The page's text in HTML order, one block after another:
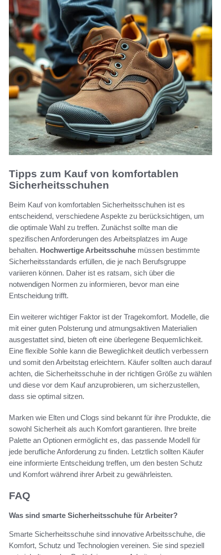
Tipps zum Kauf von komfortablen
Sicherheitsschuhen
Beim Kauf von komfortablen Sicherheitsschuhen ist es
entscheidend, verschiedene Aspekte zu berücksichtigen, um
die optimale Wahl zu treffen. Zunächst sollte man die
spezifischen Anforderungen des Arbeitsplatzes im Auge
behalten. Hochwertige Arbeitsschuhe müssen bestimmte
Sicherheitsstandards erfüllen, die je nach Berufsgruppe
variieren können. Daher ist es ratsam, sich über die
notwendigen Normen zu informieren, bevor man eine
Entscheidung trifft.
Ein weiterer wichtiger Faktor ist der Tragekomfort. Modelle, die
mit einer guten Polsterung und atmungsaktiven Materialien
ausgestattet sind, bieten oft eine überlegene Bequemlichkeit.
Eine flexible Sohle kann die Beweglichkeit deutlich verbessern
und somit den Arbeitstag erleichtern. Käufer sollten auch darauf
achten, die Sicherheitsschuhe in der richtigen Größe zu wählen
und diese vor dem Kauf anzuprobieren, um sicherzustellen,
dass sie optimal sitzen.
Marken wie Elten und Clogs sind bekannt für ihre Produkte, die
sowohl Sicherheit als auch Komfort garantieren. Ihre breite
Palette an Optionen ermöglicht es, das passende Modell für
jede berufliche Anforderung zu finden. Letztlich sollten Käufer
eine informierte Entscheidung treffen, um den besten Schutz
und Komfort während ihrer Arbeit zu gewährleisten.
FAQ
Was sind smarte Sicherheitsschuhe für Arbeiter?
Smarte Sicherheitsschuhe sind innovative Arbeitsschuhe, die
Komfort, Schutz und Technologien vereinen. Sie sind speziell